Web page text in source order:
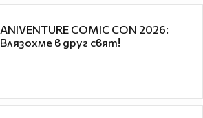
ANIVENTURE COMIC CON 2026:
Влязохме в друг свят!